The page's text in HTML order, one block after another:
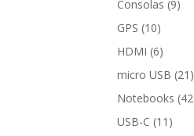
Consolas 99
GPS 1010
HDMI 66
micro USB 21 21
Notebooks 42
USB-C 11 11